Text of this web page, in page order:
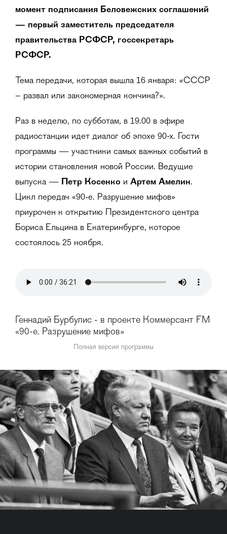
момент подписания Беловежских соглашений
— первый заместитель председателя
правительства РСФСР, госсекретарь
РСФСР.
Тема передачи, которая вышла 16 января: «СССР
– развал или закономерная кончина?».
Раз в неделю, по субботам, в 19.00 в эфире
радиостанции идет диалог об эпохе 90-х. Гости
программы — участники самых важных событий в
истории становления новой России. Ведущие
выпуска — Петр Косенко и Артем Амелин.
Цикл передач «90-е. Разрушение мифов»
приурочен к открытию Президентского центра
Бориса Ельцина в Екатеринбурге, которое
состоялось 25 ноября.
Геннадий Бурбулис - в проекте Коммерсант FM
«90-е. Разрушение мифов»
Полная версия программы